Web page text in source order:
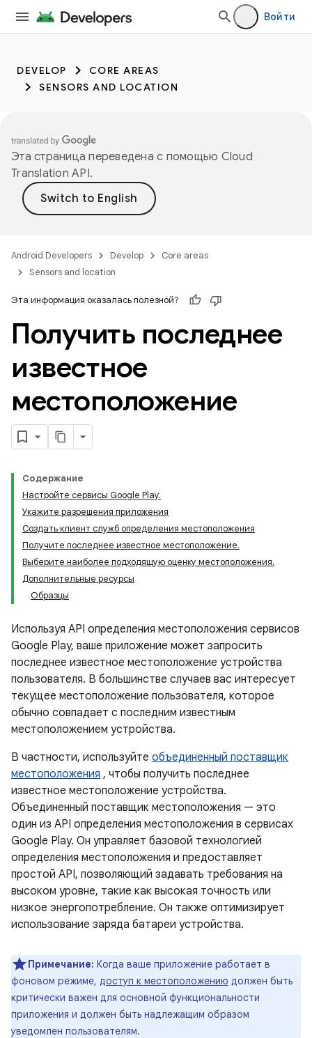
Войти
DEVELOP
CORE AREAS
SENSORS AND LOCATION
Эта страница переведена с помощью Cloud
Translation API.
Android Developers Develop
Core areas
Sensors and location
Эта информация оказалась полезной?
Получить последнее
известное
местоположение
Содержание
Настройте сервисы Google Play.
Укажите разрешения приложения
Создать клиент служб определения местоположения
Получите последнее известное местоположение.
Выберите наиболее подходящую оценку местоположения.
Дополнительные ресурсы
Образцы
Используя API определения местоположения сервисов
Google Play, ваше приложение может запросить
последнее известное местоположение устройства
пользователя. В большинстве случаев вас интересует
текущее местоположение пользователя, которое
обычно совпадает с последним известным
местоположением устройства.
В частности, используйте объединенный поставщик
местоположения , чтобы получить последнее
известное местоположение устройства.
Объединенный поставщик местоположения — это
один из API определения местоположения в сервисах
Google Play. Он управляет базовой технологией
определения местоположения и предоставляет
простой API, позволяющий задавать требования на
высоком уровне, такие как высокая точность или
низкое энергопотребление. Он также оптимизирует
использование заряда батареи устройства.
Примечание: Когда ваше приложение работает в
фоновом режиме, доступ к местоположению должен быть
критически важен для основной функциональности
приложения и должен быть надлежащим образом
уведомлен пользователям.